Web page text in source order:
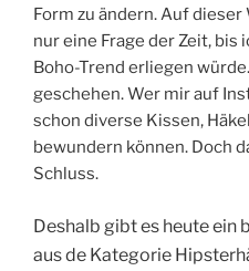
Form zu ändern. Auf
nur eine Frage der Zeit, bis
Boho-Trend erliegen
geschehen. Wer mir auf
schon diverse Kissen,
bewundern können. Doch
Schluss.
Deshalb gibt es heute ein
aus de Kategorie